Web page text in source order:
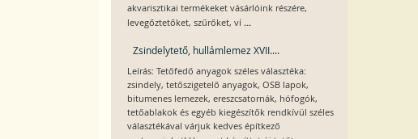
akvarisztikai termékeket vásárlóink részére,
levegőztetőket, szűrőket, ví ...
Zsindelytető, hullámlemez XVII....
Leírás: Tetőfedő anyagok széles választéka:
zsindely, tetőszigetelő anyagok, OSB lapok,
bitumenes lemezek, ereszcsatornák, hófogók,
tetőablakok és egyéb kiegészítők rendkívül széles
választékával várjuk kedves építkező